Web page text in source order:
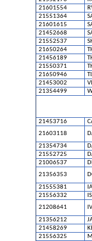
21601554
21551364
21601615
21452668
21552537
21650264
21456189
21550371
21650946
21453002
21354499
21453716
21603118
21354734
21552725
21006537
21356353
21555381
21556332
21208641
21356212
21458269
21556325